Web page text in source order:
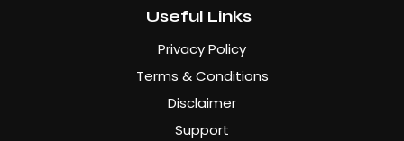
Useful Links
Privacy Policy
Terms & Conditions
Disclaimer
Support